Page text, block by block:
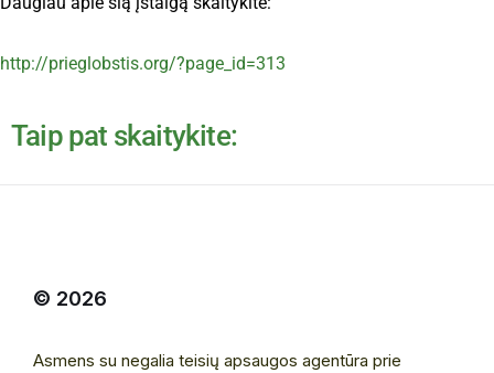
http://prieglobstis.org/?page_id=313
Taip pat skaitykite:
© 2026
Asmens su negalia teisių apsaugos agentūra prie